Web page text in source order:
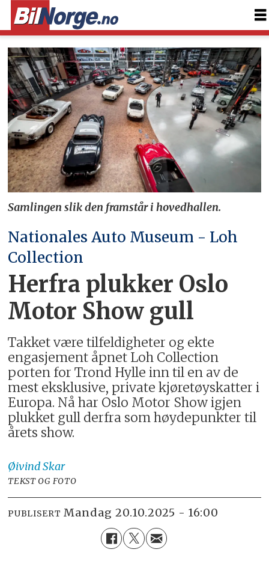
Samlingen slik den framstår i hovedhallen.
Nationales Auto Museum - Loh
Collection
Herfra plukker Oslo
Motor Show gull
Takket være tilfeldigheter og ekte
engasjement åpnet Loh Collection
porten for Trond Hylle inn til en av de
mest eksklusive, private kjøretøyskatter i
Europa. Nå har Oslo Motor Show igjen
plukket gull derfra som høydepunkter til
årets show.
ØivindSkar
TEKST OG FOTO
PUBLISERT mandag 20.10.2025 - 16:00